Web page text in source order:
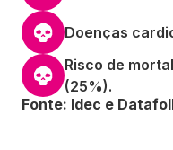
Doenças
Risco de
(25%).
Fonte: Idec e